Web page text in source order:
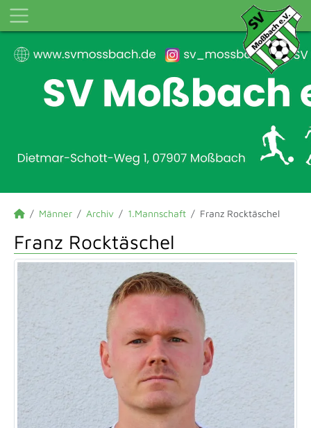
Männer Archiv 1.Mannschaft Franz Rocktäschel
Franz Rocktäschel